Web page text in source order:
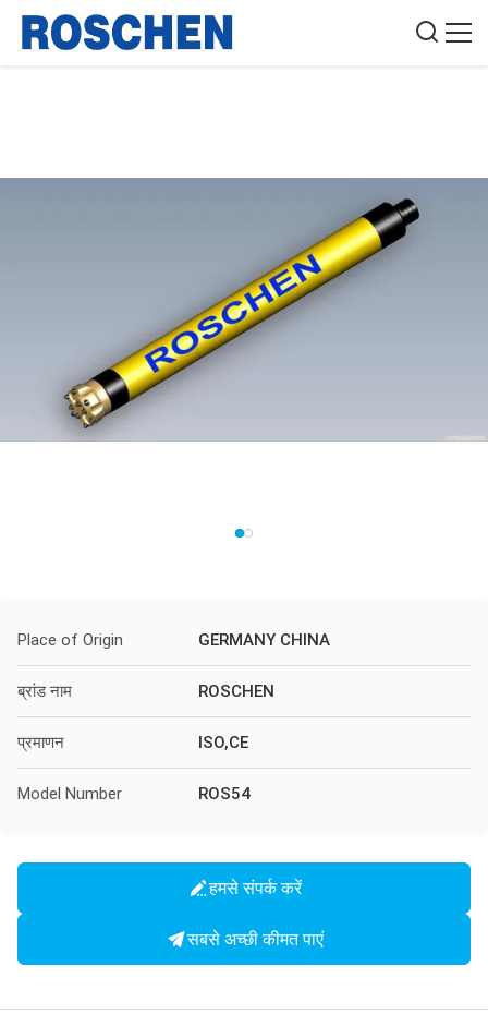
Place of Origin GERMANY CHINA
ब्रांड नाम ROSCHEN
प्रमाणन ISO,CE
Model Number ROS54
हमसे संपर्क करें
सबसे अच्छी कीमत पाएं